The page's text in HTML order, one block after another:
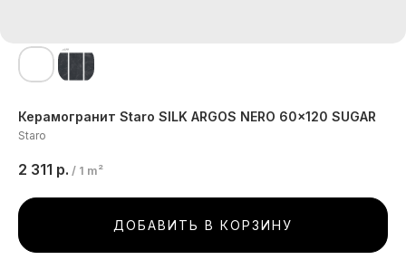
Керамогранит Staro SILK ARGOS NERO 60x120 SUGAR
Staro
2 311 р. / 1 m²
ДОБАВИТЬ В КОРЗИНУ